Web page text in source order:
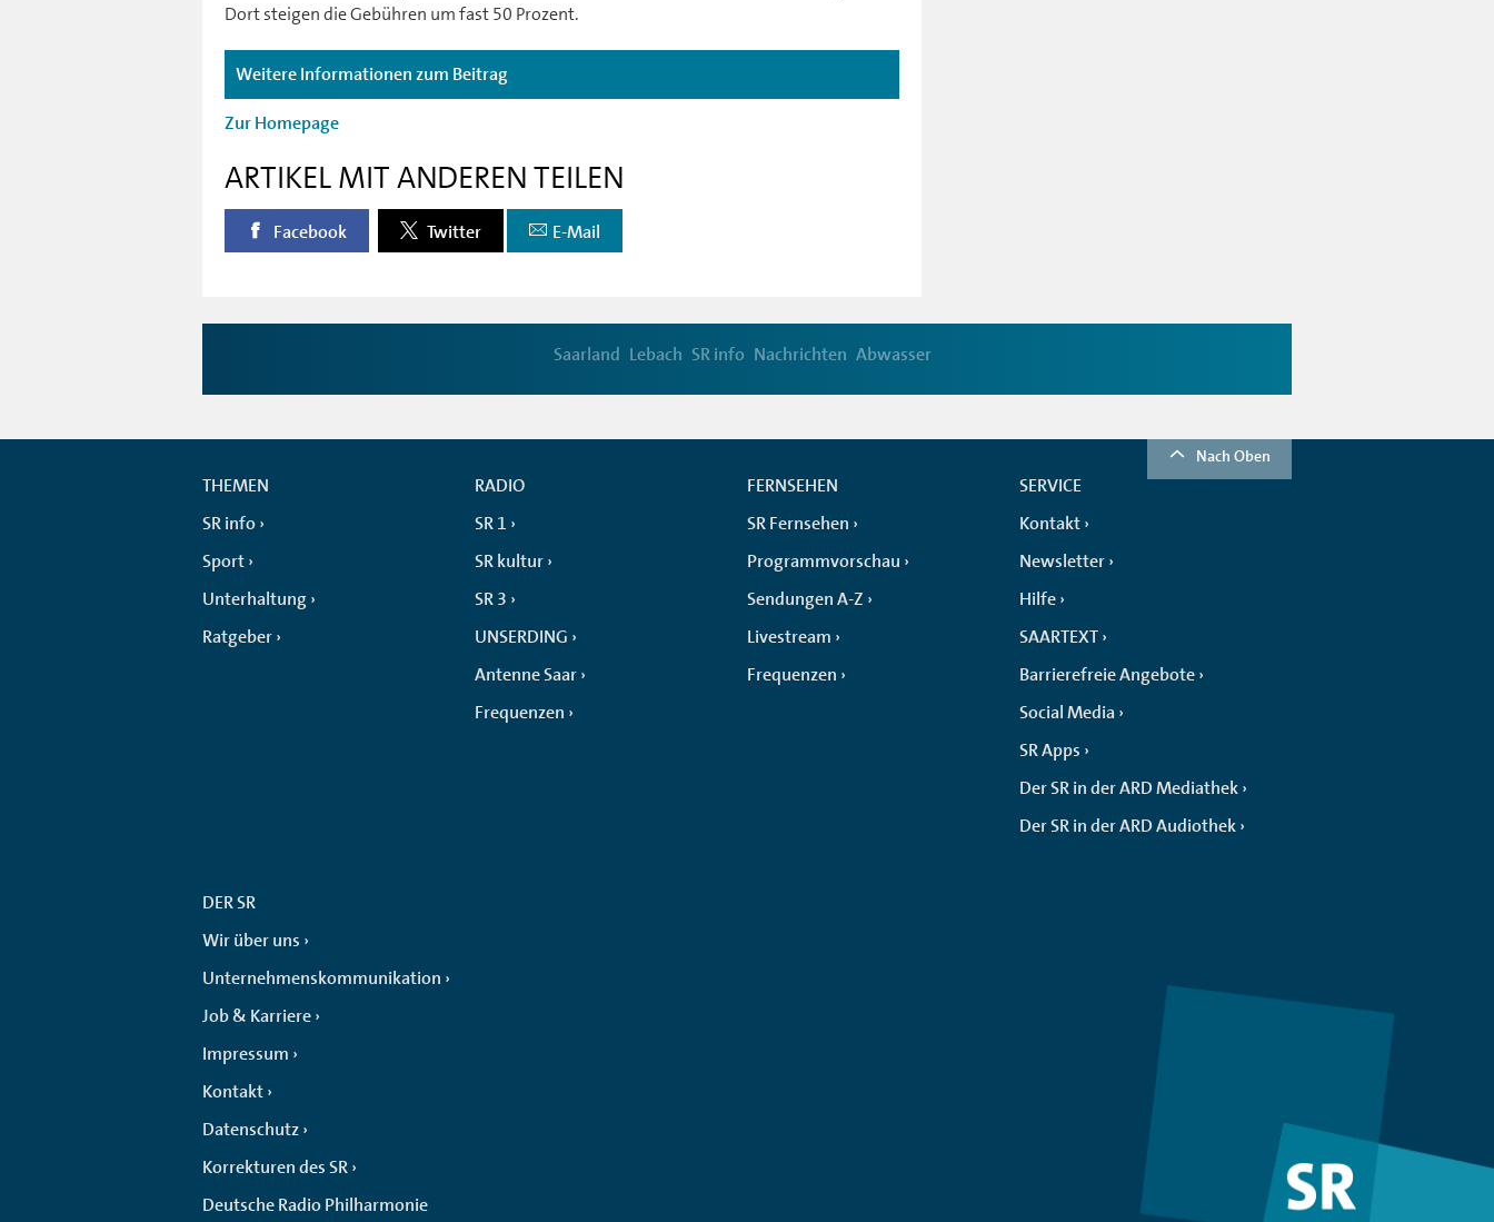
Dort steigen die Gebühren um fast 50 Prozent.
Weitere Informationen zum Beitrag
Zur Homepage
ARTIKEL MIT ANDEREN TEILEN
Facebook Twitter E-Mail
Saarland Lebach SR info Nachrichten Abwasser
Nach Oben
THEMEN
SR info
Sport
Unterhaltung
Ratgeber
RADIO
SR 1
SR kultur
SR 3
UNSERDING
Antenne Saar
Frequenzen
FERNSEHEN
SR Fernsehen
Programmvorschau
Sendungen A-Z
Livestream
Frequenzen
SERVICE
Kontakt
Newsletter
Hilfe
SAARTEXT
Barrierefreie Angebote
Social Media
SR Apps
Der SR in der ARD Mediathek
Der SR in der ARD Audiothek
DER SR
Wir über uns
Unternehmenskommunikation
Job & Karriere
Impressum
Kontakt
Datenschutz
Korrekturen des SR
Deutsche Radio Philharmonie